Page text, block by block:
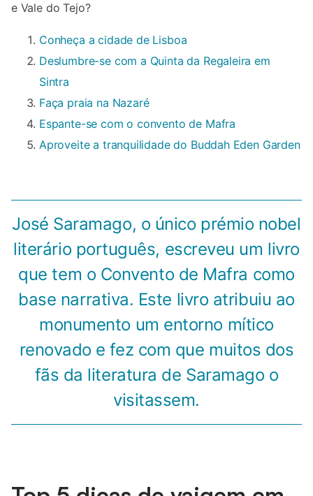
e Vale do Tejo?
Conheça a cidade de Lisboa
Deslumbre-se com a Quinta da Regaleira em
Sintra
Faça praia na Nazaré
Espante-se com o convento de Mafra
Aproveite a tranquilidade do Buddah Eden Garden
José Saramago, o único prémio nobel
literário português, escreveu um livro
que tem o Convento de Mafra como
base narrativa. Este livro atribuiu ao
monumento um entorno mítico
renovado e fez com que muitos dos
fãs da literatura de Saramago o
visitassem.